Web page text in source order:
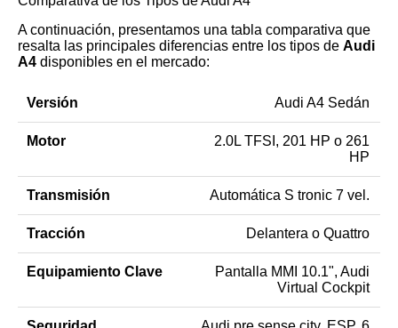
A continuación, presentamos una tabla comparativa que
resalta las principales diferencias entre los tipos de Audi
A4 disponibles en el mercado:
Audi A4 Sedán
2.0L TFSI, 201 HP o 261
HP
Automática S tronic 7 vel.
Delantera o Quattro
Pantalla MMI 10.1", Audi
Virtual Cockpit